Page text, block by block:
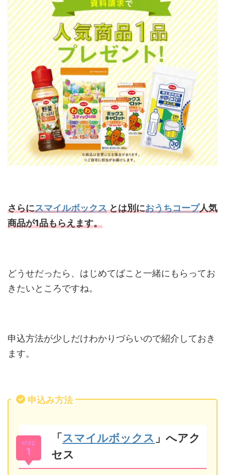
さらにスマイルボックスとは別におうちコープ人気
商品が1品もらえます。
どうせだったら、はじめてばこと一緒にもらってお
きたいところですね。
申込方法が少しだけわかりづらいので紹介しておき
ます。
申込み方法
step
1
「スマイルボックス 」へアク
セス